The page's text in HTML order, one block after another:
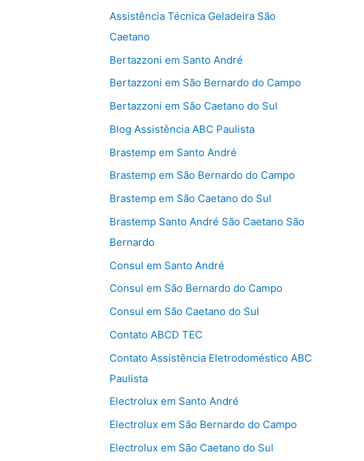
Assistência Técnica Geladeira São
Caetano
Bertazzoni em Santo André
Bertazzoni em São Bernardo do Campo
Bertazzoni em São Caetano do Sul
Blog Assistência ABC Paulista
Brastemp em Santo André
Brastemp em São Bernardo do Campo
Brastemp em São Caetano do Sul
Brastemp Santo André São Caetano São
Bernardo
Consul em Santo André
Consul em São Bernardo do Campo
Consul em São Caetano do Sul
Contato ABCD TEC
Contato Assistência Eletrodoméstico ABC
Paulista
Electrolux em Santo André
Electrolux em São Bernardo do Campo
Electrolux em São Caetano do Sul